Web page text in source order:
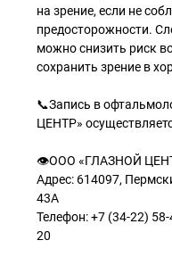
на зрение, если не
предосторожности.
можно снизить риск
сохранить зрение в
📞Запись в
ЦЕНТР»
👁ООО «ГЛАЗНОЙ
Адрес: 614097,
43А
Телефон: +7 (34-22)
20